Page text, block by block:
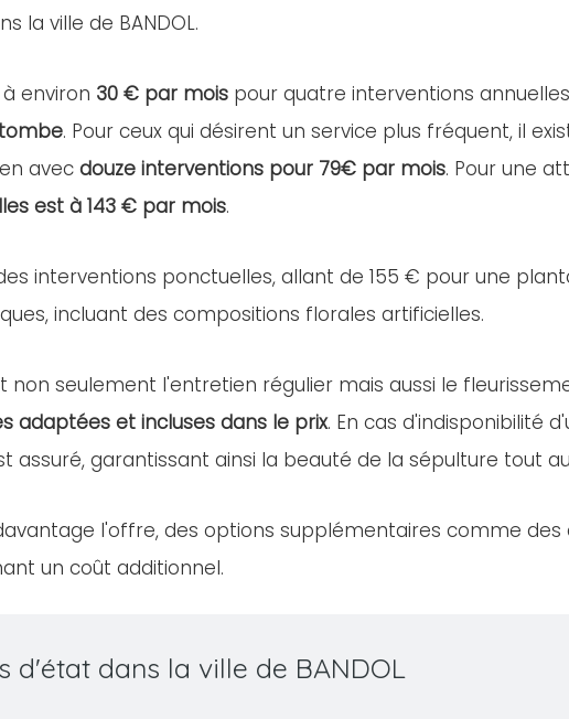
la ville de BANDOL.
environ 30 € par mois pour quatre interventions
. Pour ceux qui désirent un service plus fréquent, il
avec douze interventions pour 79€ par mois. Pour une
est à 143 € par mois.
interventions ponctuelles, allant de 155 € pour une
incluant des compositions florales artificielles.
non seulement l'entretien régulier mais aussi le
adaptées et incluses dans le prix. En cas d'indisponibilité
assuré, garantissant ainsi la beauté de la sépulture tout
l'offre, des options supplémentaires comme
un coût additionnel.
d'état dans la ville de BANDOL